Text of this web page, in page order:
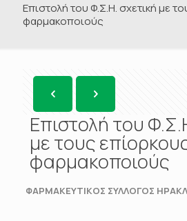
Επιστολή του Φ.Σ.Η. σχετική με
φαρμακοποιούς
Επιστολή του
με τους
φαρμακοποιούς
ΦΑΡΜΑΚΕΥΤΙΚΟΣ ΣΥΛΛΟΓΟΣ